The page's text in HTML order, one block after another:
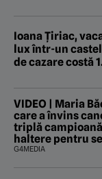
Ioana Țiriac,
lux într-un
de cazare costă
VIDEO | Maria
care a învins
triplă
haltere pentru
G4MEDIA